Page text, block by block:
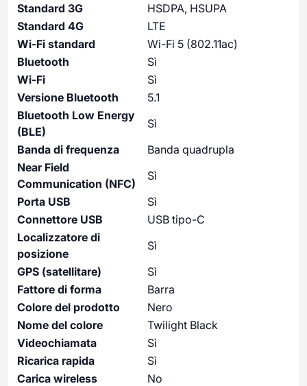
Standard 3G
HSDPA, HSUPA
Standard 4G
LTE
Wi-Fi standard
Wi-Fi 5 (802.11ac)
Bluetooth
Sì
Wi-Fi
Sì
Versione Bluetooth
5.1
Bluetooth Low Energy
(BLE)
Sì
Banda di frequenza
Banda quadrupla
Near Field
Communication (NFC)
Sì
Porta USB
Sì
Connettore USB
USB tipo-C
Localizzatore di
posizione
Sì
GPS (satellitare)
Sì
Fattore di forma
Barra
Colore del prodotto
Nero
Nome del colore
Twilight Black
Videochiamata
Sì
Ricarica rapida
Sì
Carica wireless
No